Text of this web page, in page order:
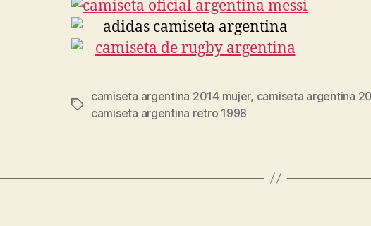
Etiquetas
camiseta argentina 2014 mujer, camiseta argentina
camiseta argentina retro 1998